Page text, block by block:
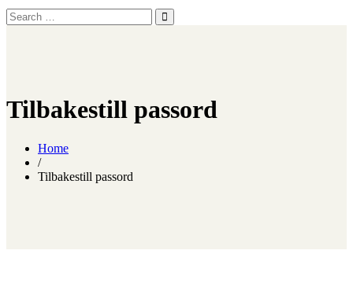
Tilbakestill passord
Home
/
Tilbakestill passord